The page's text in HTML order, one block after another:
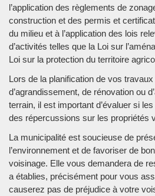
l’application des règlements de
construction et des permis et
du milieu et à l’application des lois
d’activités telles que la Loi sur
Loi sur la protection du territoire
Lors de la planification de vos
d’agrandissement, de rénovation ou
terrain, il est important d’évaluer si
des répercussions sur les propriétés
La municipalité est soucieuse de
l’environnement et de favoriser de
voisinage. Elle vous demandera de
a établies, précisément pour vous
causerez pas de préjudice à votre